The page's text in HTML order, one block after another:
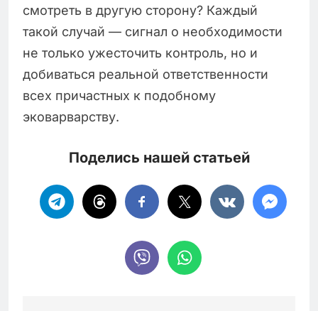
смотреть в другую сторону? Каждый
такой случай — сигнал о необходимости
не только ужесточить контроль, но и
добиваться реальной ответственности
всех причастных к подобному
эковарварству.
Поделись нашей статьей